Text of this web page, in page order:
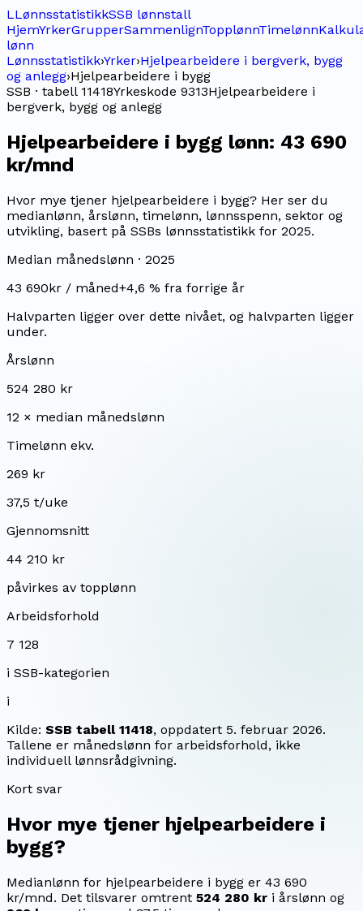
LLønnsstatistikkSSB lønnstall
HjemYrkerGrupperSammenlignTopplønnTimelønn
lønn
Lønnsstatistikk›Yrker›Hjelpearbeidere i bergverk, bygg
og anlegg›Hjelpearbeidere i bygg
SSB · tabell 11418Yrkeskode 9313Hjelpearbeidere i
bergverk, bygg og anlegg
Hjelpearbeidere i bygg lønn: 43 690
kr/mnd
Hvor mye tjener hjelpearbeidere i bygg? Her ser du
medianlønn, årslønn, timelønn, lønnsspenn, sektor og
utvikling, basert på SSBs lønnsstatistikk for 2025.
Median månedslønn · 2025
43 690kr / måned+4,6 % fra forrige år
Halvparten ligger over dette nivået, og halvparten ligger
under.
Årslønn
524 280 kr
12 × median månedslønn
Timelønn ekv.
269 kr
37,5 t/uke
Gjennomsnitt
44 210 kr
påvirkes av topplønn
Arbeidsforhold
7 128
i SSB-kategorien
i
Kilde: SSB tabell 11418, oppdatert 5. februar 2026.
Tallene er månedslønn for arbeidsforhold, ikke
individuell lønnsrådgivning.
Kort svar
Hvor mye tjener hjelpearbeidere i
bygg?
Medianlønn for hjelpearbeidere i bygg er 43 690
kr/mnd. Det tilsvarer omtrent 524 280 kr i årslønn og